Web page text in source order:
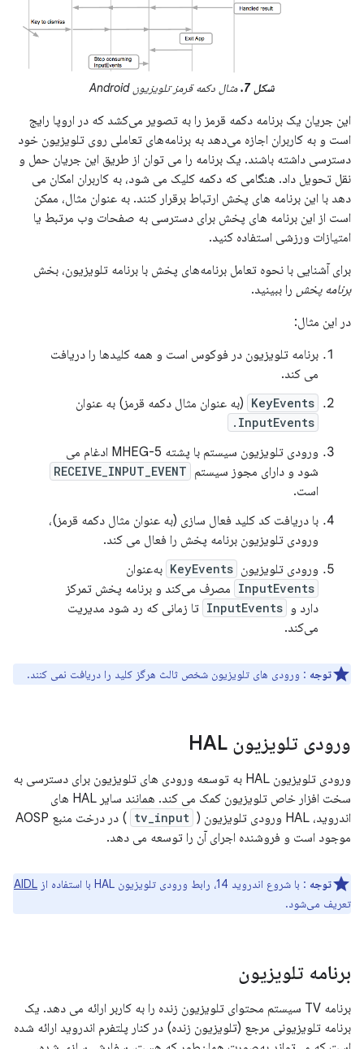
شکل 7. مثال دکمه قرمز تلویزیون Android
این جریان یک برنامه دکمه قرمز را به تصویر می‌کشد که در اروپا رایج
است و به کاربران اجازه می‌دهد به برنامه‌های تعاملی روی تلویزیون خود
دسترسی داشته باشند. یک برنامه را می توان از طریق این جریان حمل و
نقل تحویل داد. هنگامی که دکمه کلیک می شود، به کاربران امکان می
دهد با این برنامه های پخش ارتباط برقرار کنند. به عنوان مثال، ممکن
است از این برنامه های پخش برای دسترسی به صفحات وب مرتبط یا
امتیازات ورزشی استفاده کنید.
برای آشنایی با نحوه تعامل برنامه‌های پخش با برنامه تلویزیون، بخش
برنامه پخش را ببینید.
در این مثال:
برنامه تلویزیون در فوکوس است و همه کلیدها را دریافت
می کند.
KeyEvents (به عنوان مثال دکمه قرمز) به عنوان
InputEvents.
ورودی تلویزیون سیستم با پشته MHEG-5 ادغام می
شود و دارای مجوز سیستم RECEIVE_INPUT_EVENT
است.
با دریافت کد کلید فعال سازی (به عنوان مثال دکمه قرمز)،
ورودی تلویزیون برنامه پخش را فعال می کند.
ورودی تلویزیون KeyEvents به‌عنوان
InputEvents مصرف می‌کند و برنامه پخش تمرکز
دارد و InputEvents تا زمانی که رد شود مدیریت
می‌کند.
توجه : ورودی های تلویزیون شخص ثالث هرگز کلید را دریافت نمی کنند.
ورودی تلویزیون HAL
ورودی تلویزیون HAL به توسعه ورودی های تلویزیون برای دسترسی به
سخت افزار خاص تلویزیون کمک می کند. همانند سایر HAL های
اندروید، HAL ورودی تلویزیون (
tv_input
) در درخت منبع AOSP
موجود است و فروشنده اجرای آن را توسعه می دهد.
توجه : با شروع اندروید 14، رابط ورودی تلویزیون HAL با استفاده از
AIDL
تعریف می‌شود.
برنامه تلویزیون
برنامه TV سیستم محتوای تلویزیون زنده را به کاربر ارائه می دهد. یک
برنامه تلویزیونی مرجع (تلویزیون زنده) در کنار پلتفرم اندروید ارائه شده